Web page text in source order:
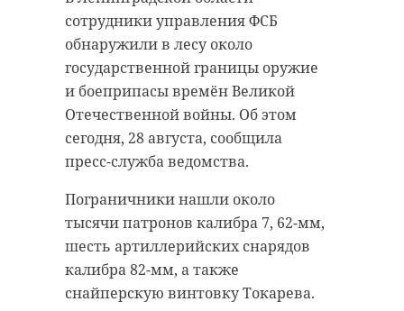
сотрудники управления ФСБ
обнаружили в лесу около
государственной границы оружие
и боеприпасы времён Великой
Отечественной войны. Об этом
сегодня, 28 августа, сообщила
пресс-служба ведомства.
Пограничники нашли около
тысячи патронов калибра 7, 62-мм,
шесть артиллерийских снарядов
калибра 82-мм, а также
снайперскую винтовку Токарева.
Подписывайтесь на нас в
чтобы историки-профессионалы
больше узнали о жизни Анны. В
этом году бельгийские архивы
рассекретят документы 100-
летней давности и, может тогда,
Подписывайтесь на нас в
Самой зрелищной частью стала
наступательных элементов
Красной Армии, рукопашный бой
и штурм укрепленных
сооружений.